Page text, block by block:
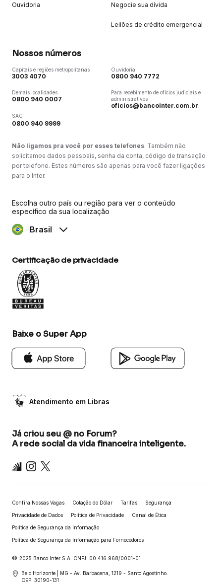
Ouvidoria Negocie sua dívida
Leilões de crédito emergencial
Nossos números
Capitais e regiões metropolitanas
3003 4070
Demais localidades
0800 940 0007
SAC
0800 940 9999
Ouvidoria
0800 940 7772
Para recebimento de ofícios judiciais e
administrativos
oficios@bancointer.com.br
Não ligamos pra você por esses telefones. Também não
solicitamos dados pessoais, senha da conta, código de transação
por telefone. Estes números são apenas para você fazer ligações
para o Inter.
Escolha outro país ou região para ver o conteúdo
específico da sua localização
Brasil
Certificação de privacidade
Baixe o Super App
Atendimento em Libras
Já criou seu @ no Forum?
A rede social da vida financeira inteligente.
Inter Instagram
X
Confira Nossas Vagas Cotação do Dólar Tarifas Segurança
Privacidade de Dados Política de Privacidade Canal de Ética
Política de Segurança da Informação
Política de Segurança da Informação para Fornecedores
© 2025 Banco Inter S.A. CNPJ: 00.416.968/0001-01
Belo Horizonte | MG - Av. Barbacena, 1219 - Santo Agostinho.
CEP: 30190-131